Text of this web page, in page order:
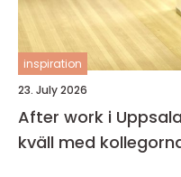
inspiration
23. July 2026
After work i
kväll med